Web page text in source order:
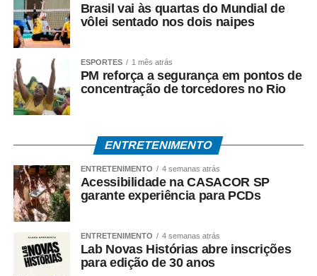
• Saque presencial nas agências, para quem não é
correntista e não possui chave Pix.
Como consultar
Os trabalhadores podem verificar informações sobre
valor, data e habilitação pelos seguintes canais:
• Aplicativo Carteira de Trabalho Digital;
• Portal Gov.br;
• Telefone 158 (Ministério do Trabalho);
• Aplicativos Caixa Tem e Benefícios Sociais Caixa;
• Atendimento Caixa ao Cidadão: 0800-726-0207.
Brasil vai às quartas do Mundial de
vôlei sentado nos dois naipes
ESPORTES 1 mês atrás
PM reforça a segurança em pontos de
concentração de torcedores no Rio
ENTRETENIMENTO
ENTRETENIMENTO 4 semanas atrás
Acessibilidade na CASACOR SP
garante experiência para PCDs
ENTRETENIMENTO 4 semanas atrás
Lab Novas Histórias abre inscrições
para edição de 30 anos